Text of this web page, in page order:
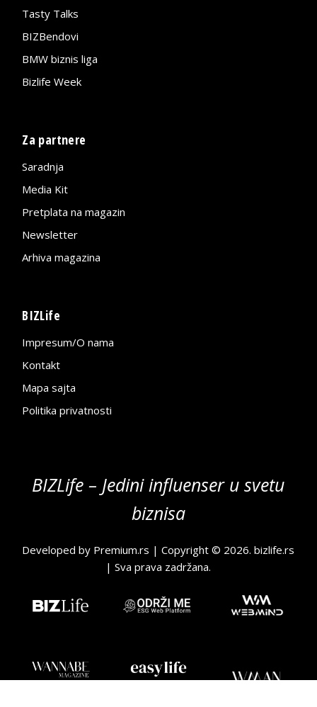
Tasty Talks
BIZBendovi
BMW biznis liga
Bizlife Week
Za partnere
Saradnja
Media Kit
Pretplata na magazin
Newsletter
Arhiva magazina
BIZLife
Impresum/O nama
Kontakt
Mapa sajta
Politika privatnosti
BIZLife – Jedini influenser u svetu
biznisa
Developed by Premium.rs | Copyright © 2026.bizlife.rs
| Sva prava zadržana.